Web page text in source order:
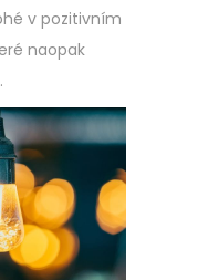
v pozitivním
naopak